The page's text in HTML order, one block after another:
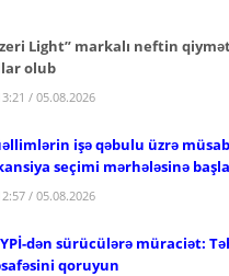
Light” markalı neftin
olub
/ 05.08.2026
işə qəbulu üzrə
seçimi mərhələsinə
/ 05.08.2026
dən sürücülərə müraciət:
qoruyun